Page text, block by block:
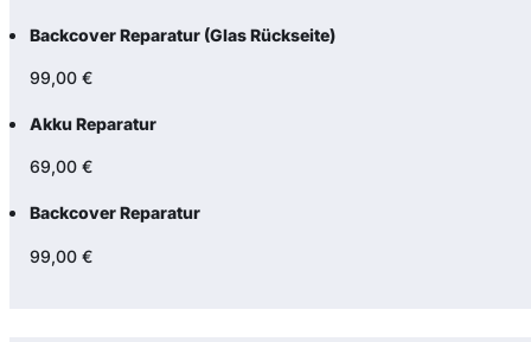
Backcover Reparatur (Glas Rückseite)
99,00 €
Akku Reparatur
69,00 €
Backcover Reparatur
99,00 €